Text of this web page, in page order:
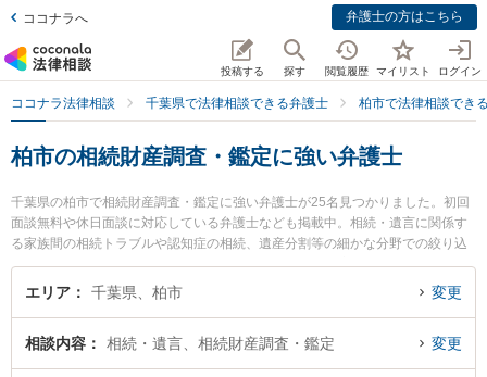
ココナラへ 弁護士の方はこちら
投稿する 探す 閲覧履歴 マイリスト ログイン
ココナラ法律相談 千葉県で法律相談できる弁護士 柏市で法律相談でき
柏市の相続財産調査・鑑定に強い弁護士
千葉県の柏市で相続財産調査・鑑定に強い弁護士が25名見つかりました。初回
面談無料や休日面談に対応している弁護士なども掲載中。相続・遺言に関係す
る家族間の相続トラブルや認知症の相続、遺産分割等の細かな分野での絞り込
み検索もでき便利です。特にアポロ法律事務所の関谷 恵美弁護士や弁護士法人
やがしら 支所柏リバティ法律事務所の稲田 翔平弁護士、アポロ法律事務所の原
士に相談したい』『相続財産調査・鑑定のトラブル解決の実績豊富な近くの弁
護士を検索したい』『初回相談無料で相続財産調査・鑑定を法律相談できる柏
エリア 千葉県、柏市 変更
相談内容 相続・遺言、相続財産調査・鑑定 変更